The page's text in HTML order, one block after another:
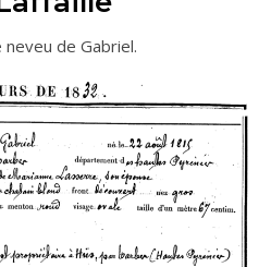
neveu de Gabriel.